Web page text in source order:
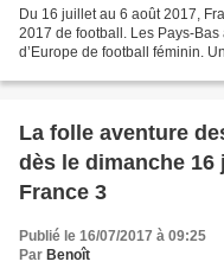
Du 16 juillet au 6 août 2017,
2017 de football. Les Pays-
d’Europe de football féminin.
La folle aventure
dès le dimanche 16
France 3
Publié le 16/07/2017 à 09:25
Par Benoît